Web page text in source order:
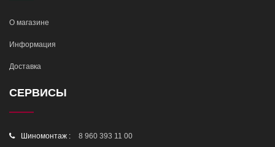
О магазине
Информация
Доставка
СЕРВИСЫ
Шиномонтаж : 8 960 393 11 00